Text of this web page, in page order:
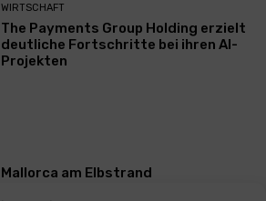
WIRTSCHAFT
The Payments Group Holding erzielt
deutliche Fortschritte bei ihren AI-
Projekten
Mallorca am Elbstrand